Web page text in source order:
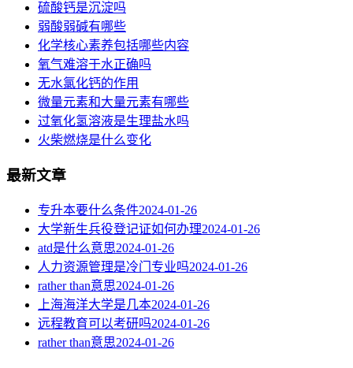
硫酸钙是沉淀吗
弱酸弱碱有哪些
化学核心素养包括哪些内容
氧气难溶于水正确吗
无水氯化钙的作用
微量元素和大量元素有哪些
过氧化氢溶液是生理盐水吗
火柴燃烧是什么变化
最新文章
专升本要什么条件2024-01-26
大学新生兵役登记证如何办理2024-01-26
atd是什么意思2024-01-26
人力资源管理是冷门专业吗2024-01-26
rather than意思2024-01-26
上海海洋大学是几本2024-01-26
远程教育可以考研吗2024-01-26
rather than意思2024-01-26